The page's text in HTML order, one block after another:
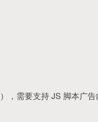
，需要支持 JS 脚本广